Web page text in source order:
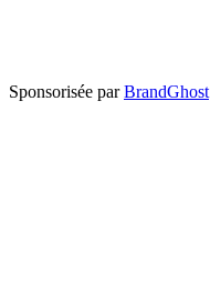
Sponsorisée par BrandGhost